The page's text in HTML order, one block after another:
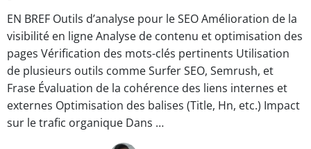
EN BREF Outils d’analyse pour le SEO Amélioration de la
visibilité en ligne Analyse de contenu et optimisation des
pages Vérification des mots-clés pertinents Utilisation
de plusieurs outils comme Surfer SEO, Semrush, et
Frase Évaluation de la cohérence des liens internes et
externes Optimisation des balises (Title, Hn, etc.) Impact
sur le trafic organique Dans …